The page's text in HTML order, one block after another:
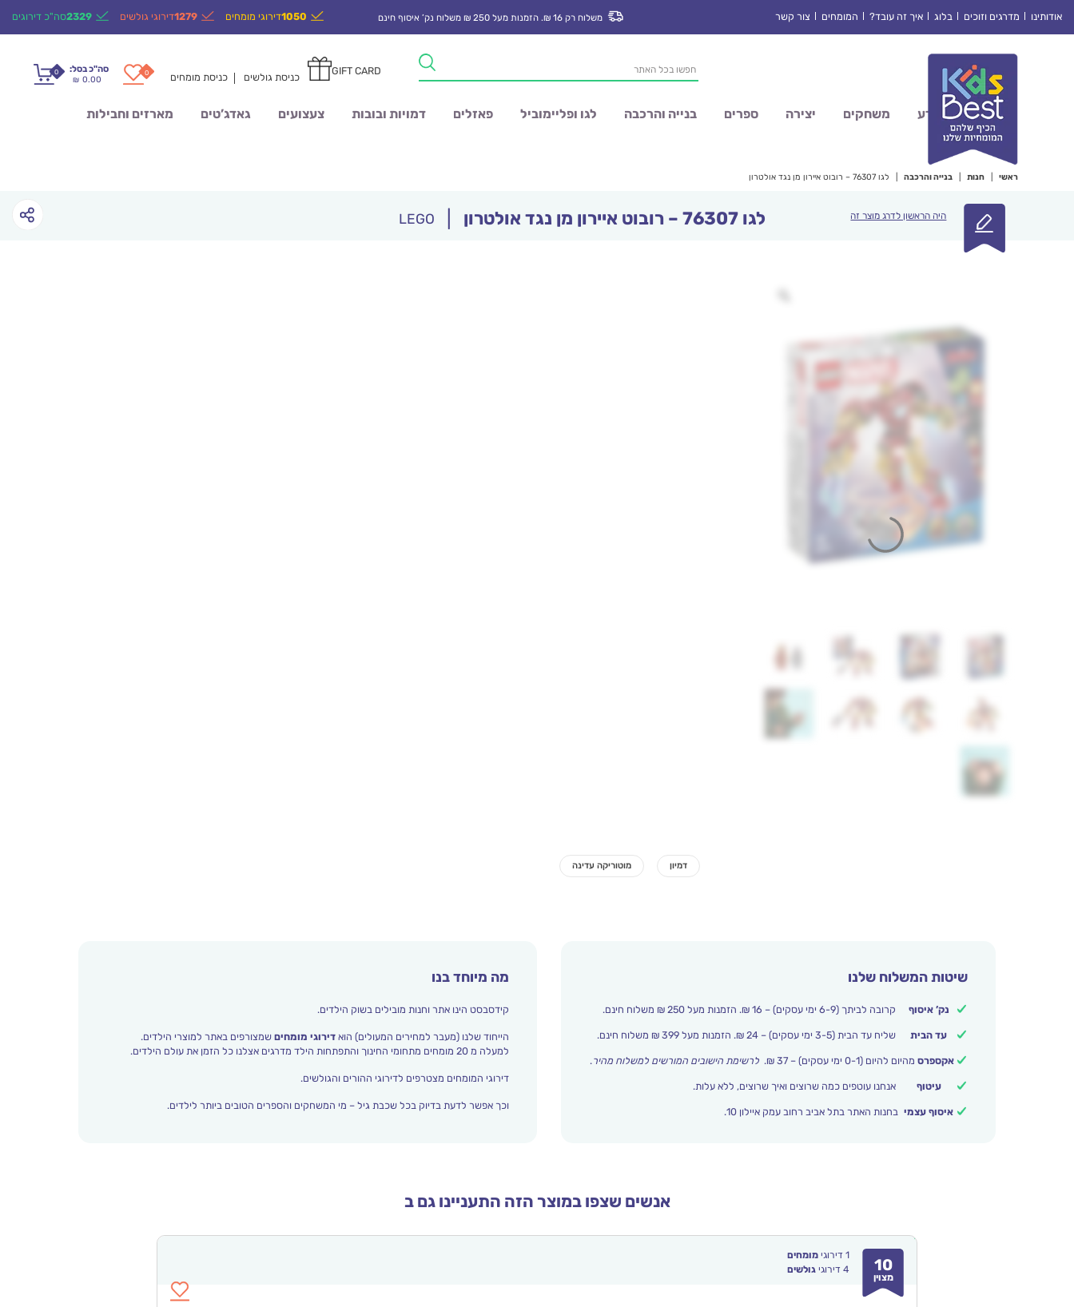
אודותינו מדרגים וזוכים בלוג איך זה עובד? המומחים צור קשר משלוח רק 16 ₪. הזמנות מעל 250 ₪ משלוח נק’ איסוף חינם 1050דירוגי מומחים 1279דירוגי גולשים 2329סה"כ דירוגים
Products
search
GIFT CARD כניסת גולשים כניסת מומחים 0
0 סה"כ בסל:
₪ 0.00
מדע משחקים יצירה ספרים בנייה והרכבה לגו ופליימוביל פאזלים דמויות ובובות צעצועים גאדג’טים מארזים וחבילות
ראשי חנות בנייה והרכבה לגו 76307 – רובוט איירון מן נגד אולטרון
היה הראשון לדרג מוצר זה לגו 76307 – רובוט איירון מן נגד אולטרון LEGO
שיטות המשלוח שלנו
נק’ איסוף קרובה לביתך (6-9 ימי עסקים) – 16 ₪. הזמנות מעל 250 ₪ משלוח חינם.
עד הבית שליח עד הבית (3-5 ימי עסקים) – 24 ₪. הזמנות מעל 399 ₪ משלוח חינם.
אקספרס מהיום להיום (0-1 ימי עסקים) – 37 ₪. לרשימת הישובים המורשים למשלוח מהיר.
עיטוף אנחנו עוטפים כמה שרוצים ואיך שרוצים, ללא עלות.
איסוף עצמי בחנות האתר בתל אביב רחוב עמק איילון 10.
מה מיוחד בנו
קידסבסט הינו אתר וחנות מובילים בשוק הילדים.
הייחוד שלנו (מעבר למחירים המעולים) הוא דירוגי מומחיםשמצורפים באתר למוצרי הילדים.
למעלה מ 20 מומחים מתחומי החינוך והתפתחות הילד מדרגים אצלנו כל הזמן את עולם הילדים.
דירוגי המומחים מצטרפים לדירוגי ההורים והגולשים.
וכך אפשר לדעת בדיוק בכל שכבת גיל – מי המשחקים והספרים הטובים ביותר לילדים.
אנשים שצפו במוצר הזה התעניינו גם ב
10
מצוין
1 דירוגימומחים
4 דירוגיגולשים